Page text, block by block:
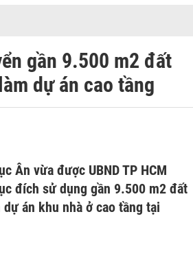
gần 9.500 m2 đất
dự án cao tầng
Ân vừa được UBND TP HCM
đích sử dụng gần 9.500 m2 đất
án khu nhà ở cao tầng tại